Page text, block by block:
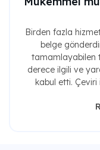
Birden fazla
belge
tamamlayabilen
derece ilgili ve
kabul etti.